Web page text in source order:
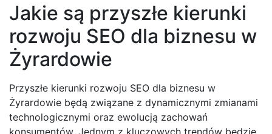
Jakie są przyszłe kierunki
rozwoju SEO dla biznesu w
Żyrardowie
Przyszłe kierunki rozwoju SEO dla biznesu w
Żyrardowie będą związane z dynamicznymi zmianami
technologicznymi oraz ewolucją zachowań
konsumentów. Jednym z kluczowych trendów będzie